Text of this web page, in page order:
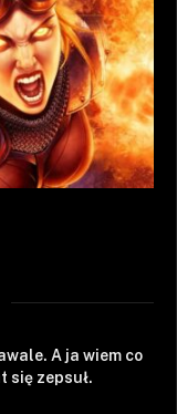
A ja wiem co
się zepsuł.